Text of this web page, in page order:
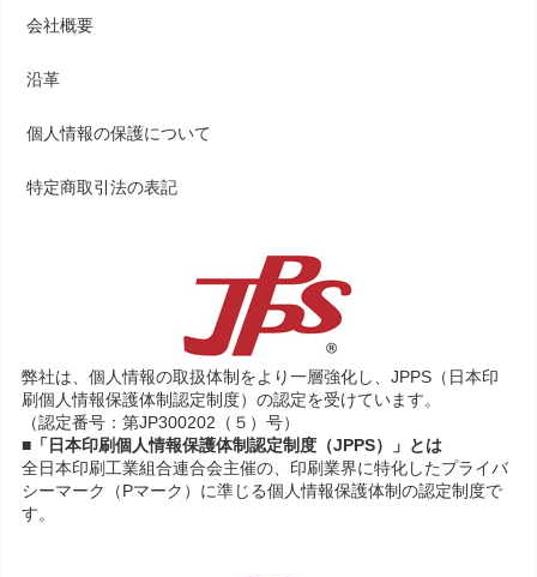
会社概要
沿革
個人情報の保護について
特定商取引法の表記
弊社は、個人情報の取扱体制をより一層強化し、JPPS（日本印
刷個人情報保護体制認定制度）の認定を受けています。
（認定番号：第JP300202（５）号）
■「日本印刷個人情報保護体制認定制度（JPPS）」とは
全日本印刷工業組合連合会主催の、印刷業界に特化したプライバ
シーマーク（Pマーク）に準じる個人情報保護体制の認定制度で
す。